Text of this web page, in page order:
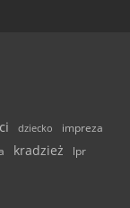
dziecko
impreza
kradzież lpr